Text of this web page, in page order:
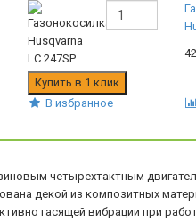
В избранное
четырехтактным
декой из композитных
гасящей вибрации при